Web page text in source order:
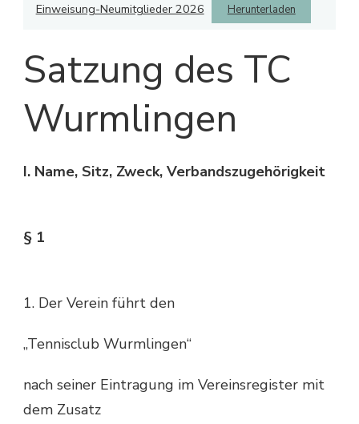
Einweisung-Neumitglieder 2026 Herunterladen
Satzung des TC
Wurmlingen
I. Name, Sitz, Zweck, Verbandszugehörigkeit
§ 1
1. Der Verein führt den
„Tennisclub Wurmlingen“
nach seiner Eintragung im Vereinsregister mit
dem Zusatz